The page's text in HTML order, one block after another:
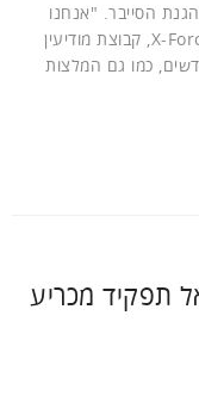
הסייבר. "אנחנו
מאמינים שהשילוב בין היכולות של ווטסון ל-X-Force, קבוצת מודיעין
כמו גם המלצות
תפקיד מכריע